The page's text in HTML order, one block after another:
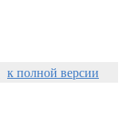
к полной версии